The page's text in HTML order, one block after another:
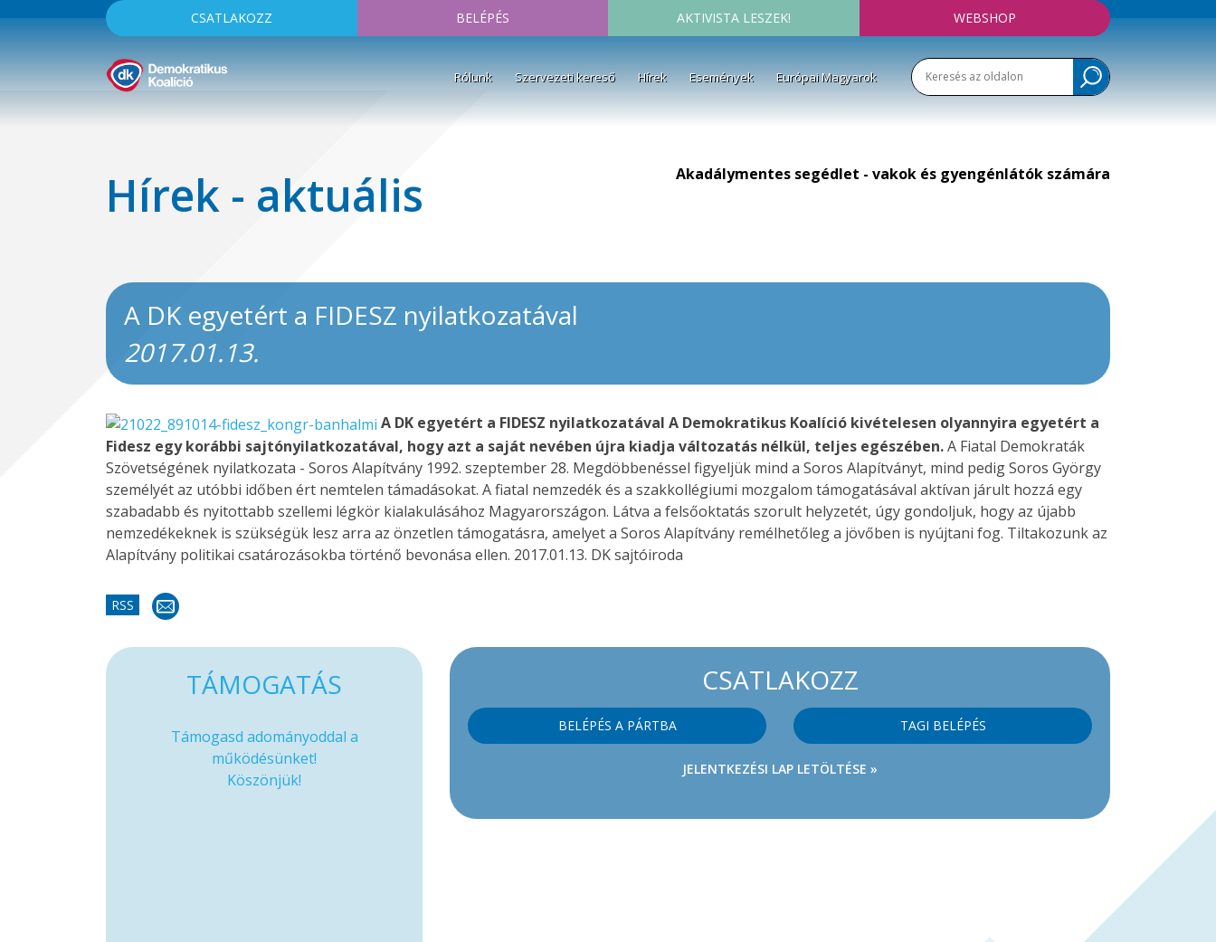
CSATLAKOZZ BELÉPÉS AKTIVISTA LESZEK! WEBSHOP
Rólunk Szervezeti kereső Hírek Események Európai Magyarok
Hírek - aktuális Akadálymentes segédlet - vakok és gyengénlátók számára
A DK egyetért a FIDESZ nyilatkozatával
2017.01.13.
A DK egyetért a FIDESZ nyilatkozatával A Demokratikus Koalíció kivételesen olyannyira egyetért a
Fidesz egy korábbi sajtónyilatkozatával, hogy azt a saját nevében újra kiadja változatás nélkül, teljes egészében.A Fiatal Demokraták
Szövetségének nyilatkozata - Soros Alapítvány 1992. szeptember 28. Megdöbbenéssel figyeljük mind a Soros Alapítványt, mind pedig Soros György
személyét az utóbbi időben ért nemtelen támadásokat. A fiatal nemzedék és a szakkollégiumi mozgalom támogatásával aktívan járult hozzá egy
szabadabb és nyitottabb szellemi légkör kialakulásához Magyarországon. Látva a felsőoktatás szorult helyzetét, úgy gondoljuk, hogy az újabb
nemzedékeknek is szükségük lesz arra az önzetlen támogatásra, amelyet a Soros Alapítvány remélhetőleg a jövőben is nyújtani fog. Tiltakozunk az
Alapítvány politikai csatározásokba történő bevonása ellen. 2017.01.13. DK sajtóiroda
RSS
CSATLAKOZZ
BELÉPÉS A PÁRTBA TAGI BELÉPÉS
JELENTKEZÉSI LAP LETÖLTÉSE »
TÁMOGATÁS
Támogasd adományoddal a
működésünket!
Köszönjük!